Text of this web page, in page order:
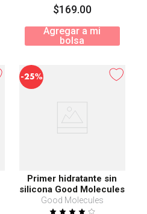
$169.00
Agregar a mi
bolsa
-25%
Primer hidratante sin
silicona Good Molecules
15 ml
Good Molecules